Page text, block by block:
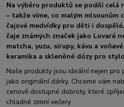
Na výběru produktů se podílí celá
– takže víme, co malým mlsounům
čajové medvídky pro děti i
čaje známých značek jako Lovaré
matcha, yuzu, sirupy, kávu a
keramika a skleněné dózy pro
Naše produkty jsou ideální nejen pro
jako originální dárky. Chceme vám
cenově dostupné dobroty, které
chladné zimní večery